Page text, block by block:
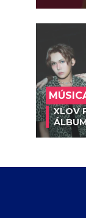
XLOV